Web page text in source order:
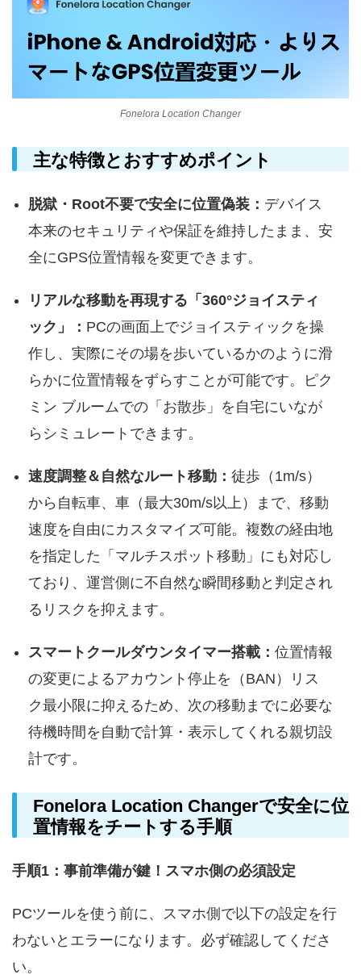
Fonelora Location Changer
主な特徴とおすすめポイント
脱獄・Root不要で安全に位置偽装： デバイス
本来のセキュリティや保証を維持したまま、安
全にGPS位置情報を変更できます。
リアルな移動を再現する「360°ジョイスティ
ック」： PCの画面上でジョイスティックを操
作し、実際にその場を歩いているかのように滑
らかに位置情報をずらすことが可能です。ピク
ミン ブルームでの「お散歩」を自宅にいなが
らシミュレートできます。
速度調整＆自然なルート移動： 徒歩（1m/s）
から自転車、車（最大30m/s以上）まで、移動
速度を自由にカスタマイズ可能。複数の経由地
を指定した「マルチスポット移動」にも対応し
ており、運営側に不自然な瞬間移動と判定され
るリスクを抑えます。
スマートクールダウンタイマー搭載： 位置情報
の変更によるアカウント停止を（BAN）リス
ク最小限に抑えるため、次の移動までに必要な
待機時間を自動で計算・表示してくれる親切設
計です。
Fonelora Location Changerで安全に位
置情報をチートする手順
手順1：事前準備が鍵！スマホ側の必須設定
PCツールを使う前に、スマホ側で以下の設定を行
わないとエラーになります。必ず確認してくださ
い。